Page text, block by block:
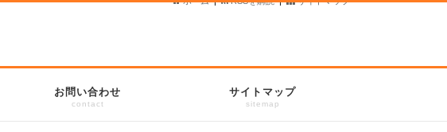
お問い合わせ
contact
サイトマップ
sitemap